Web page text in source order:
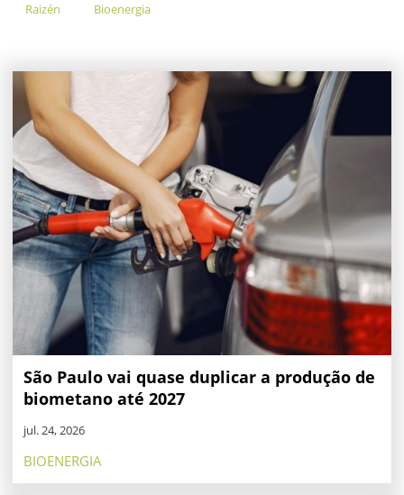
Raizén Bioenergia
São Paulo vai quase duplicar a produção de
biometano até 2027
jul. 24, 2026
BIOENERGIA